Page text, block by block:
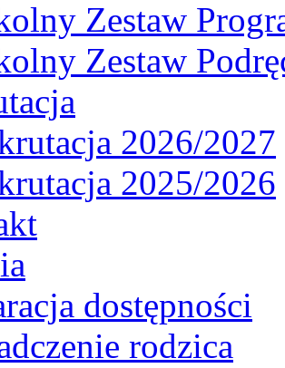
Zestaw
Zestaw
2026/2027
2025/2026
dostępności
rodzica